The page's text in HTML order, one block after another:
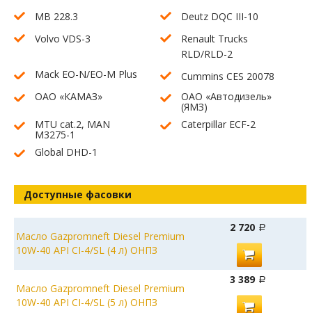
MB 228.3
Deutz DQC III-10
Volvo VDS-3
Renault Trucks
RLD/RLD-2
Mack EO-N/EO-M Plus
Cummins CES 20078
ОАО «КАМАЗ»
ОАО «Автодизель»
(ЯМЗ)
MTU cat.2, MAN
M3275-1
Caterpillar ECF-2
Global DHD-1
Доступные фасовки
Масло Gazpromneft Diesel Premium
10W-40 API CI-4/SL (4 л) ОНПЗ
2 720
Масло Gazpromneft Diesel Premium
10W-40 API CI-4/SL (5 л) ОНПЗ
3 389